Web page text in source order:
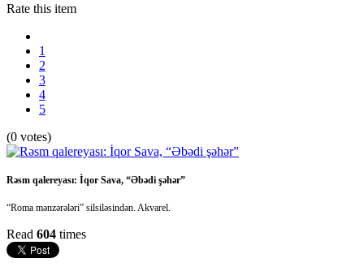
Rate this item
1
2
3
4
5
(0 votes)
Rəsm qalereyası: İqor Sava, “Əbədi şəhər”
“Roma mənzərələri” silsiləsindən. Akvarel.
Read 604 times